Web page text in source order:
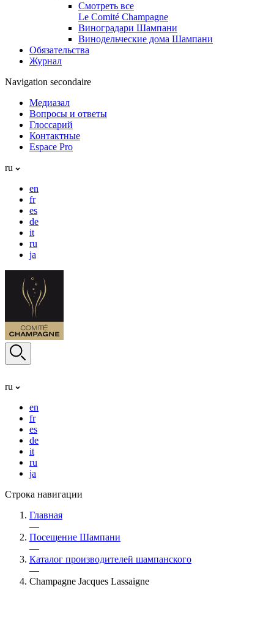
Смотреть все
Le Comité Champagne
Виноградари Шампани
Винодельческие дома Шампани
Обязательства
Журнал
Navigation secondaire
Медиазал
Вопросы и ответы
Глоссарий
Контактные
Espace Pro
ru
en
fr
es
de
it
ru
ja
ru
en
fr
es
de
it
ru
ja
Строка навигации
Главная
—
Посещение Шампани
—
Каталог производителей шампанского
—
Champagne Jacques Lassaigne